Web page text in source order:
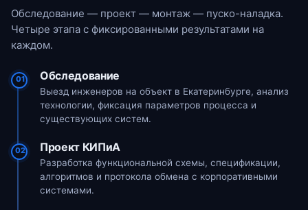
Обследование — проект — монтаж — пуско-наладка.
Четыре этапа с фиксированными результатами на
каждом.
01 Обследование
Выезд инженеров на объект в Екатеринбурге, анализ
технологии, фиксация параметров процесса и
существующих систем.
02 Проект КИПиА
Разработка функциональной схемы, спецификации,
алгоритмов и протокола обмена с корпоративными
системами.